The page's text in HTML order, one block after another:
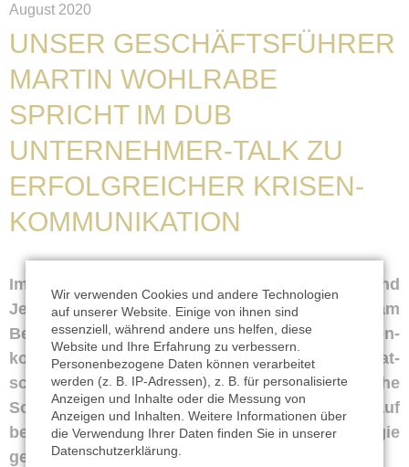
August 2020
UNSER GESCHÄFTS­FÜHRER
MARTIN WOHLRABE
SPRICHT IM DUB
UNTERNEHMER-­TALK ZU
ERFOLG­REICHER KRISEN­
KOMMUNIKATION
Im DUB Business Talk mit Brigitte Zypries und
Jens de Buhr erklärte Martin Wohlrabe am
Beispiel des Falles Tönnies, wie komplex Krisen­
kommunikation sein kann. Er gab außerdem Rat­
schläge, wie sich Unternehmen auf eine solche
Sonder­situation vor­bereiten können und worauf
bei der Erstellung einer Kommunikations­strategie
geachtet werden sollte.
Wir verwenden Cookies und andere Technologien
auf unserer Website. Einige von ihnen sind
essenziell, während andere uns helfen, diese
Website und Ihre Erfahrung zu verbessern.
Personenbezogene Daten können verarbeitet
werden (z. B. IP-Adressen), z. B. für personalisierte
Anzeigen und Inhalte oder die Messung von
Anzeigen und Inhalten. Weitere Informationen über
die Verwendung Ihrer Daten finden Sie in unserer
Datenschutzerklärung